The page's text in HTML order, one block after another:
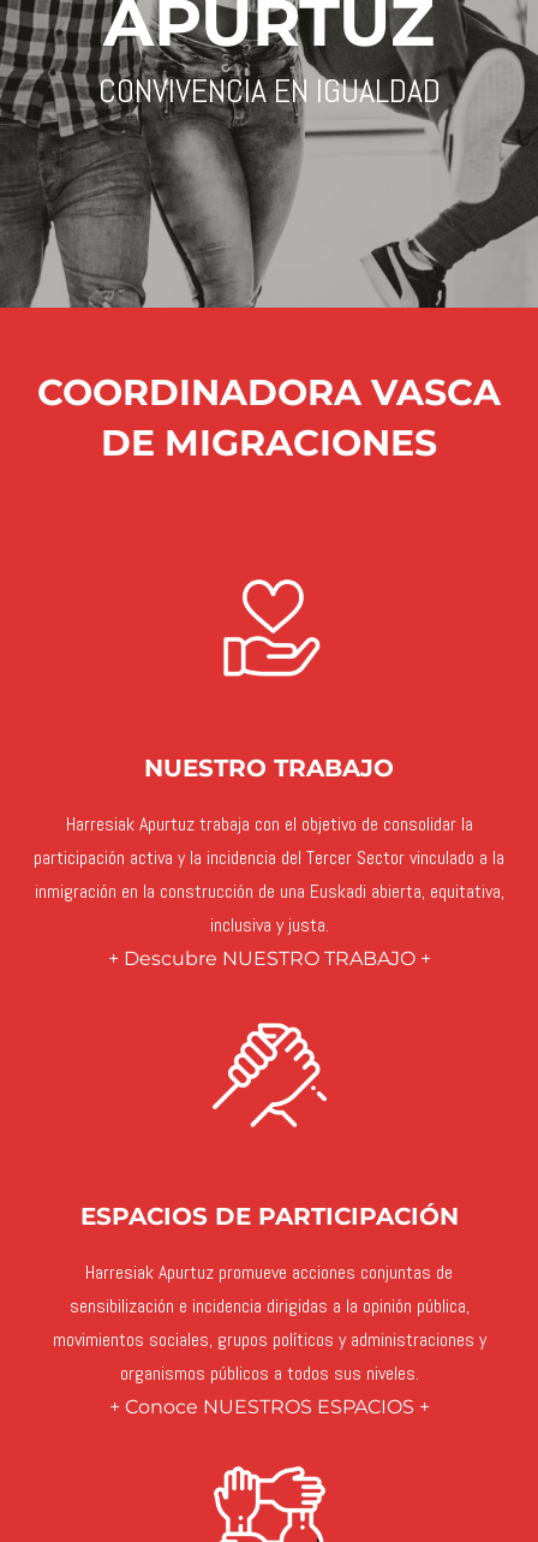
APURTUZ
CONVIVENCIA EN IGUALDAD
COORDINADORA VASCA
DE MIGRACIONES
NUESTRO TRABAJO
Harresiak Apurtuz trabaja con el objetivo de consolidar la
participación activa y la incidencia del Tercer Sector vinculado a la
inmigración en la construcción de una Euskadi abierta, equitativa,
inclusiva y justa.
+ Descubre NUESTRO TRABAJO +
ESPACIOS DE PARTICIPACIÓN
Harresiak Apurtuz promueve acciones conjuntas de
sensibilización e incidencia dirigidas a la opinión pública,
movimientos sociales, grupos políticos y administraciones y
organismos públicos a todos sus niveles.
+ Conoce NUESTROS ESPACIOS +